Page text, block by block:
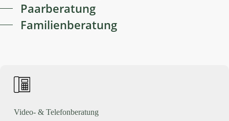
Paarberatung
Familienberatung
Video- & Telefonberatung